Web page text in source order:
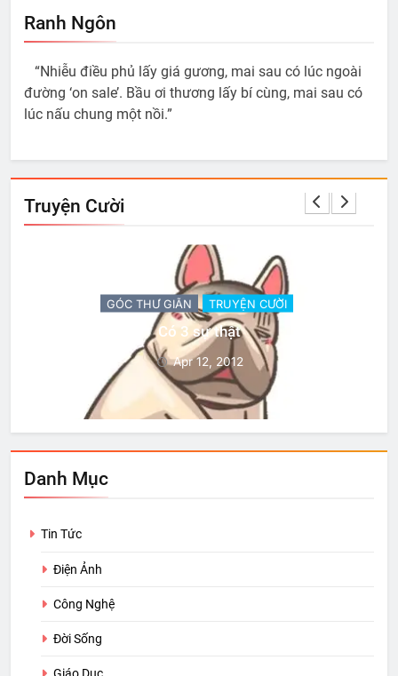
Ranh Ngôn
“Nhiễu điều phủ lấy giá gương, mai sau có lúc ngoài
đường ‘on sale’. Bầu ơi thương lấy bí cùng, mai sau có
lúc nấu chung một nồi.”
Truyện Cười
GÓC THƯ GIÃN TRUYỆN CƯỜI
Có 3 sự thật
Apr 12, 2012
Danh Mục
Tin Tức
Điện Ảnh
Công Nghệ
Đời Sống